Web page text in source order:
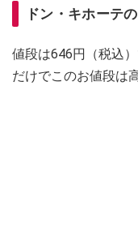
ドン・キホーテ
値段は646円（税込
だけでこのお値段は